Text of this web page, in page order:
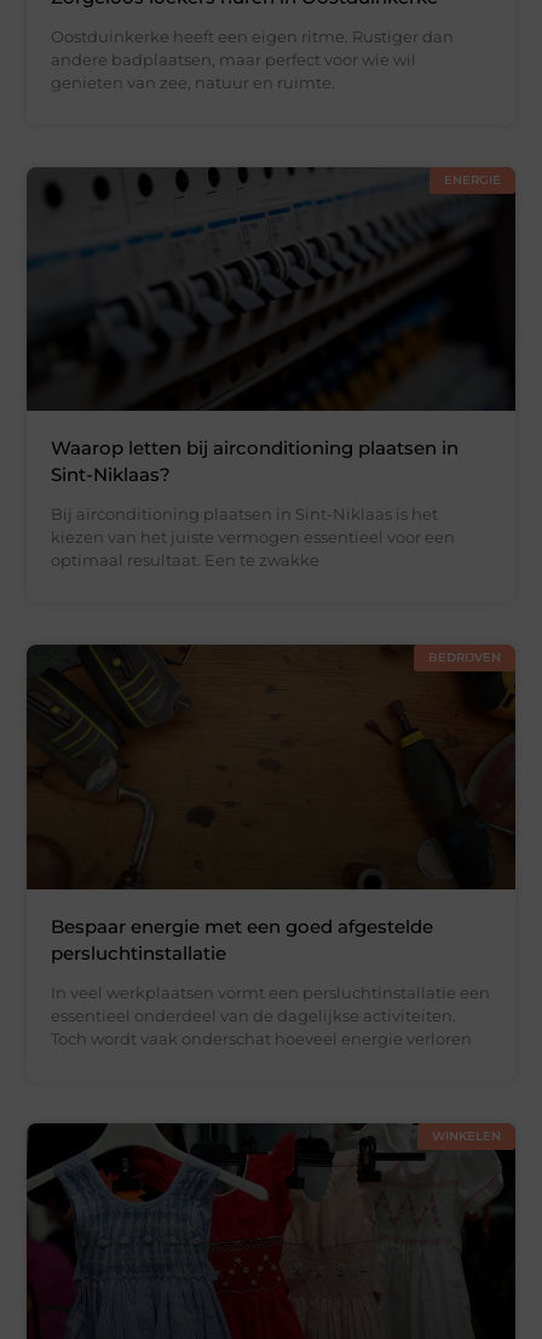
Oostduinkerke heeft een eigen ritme. Rustiger dan
andere badplaatsen, maar perfect voor wie wil
genieten van zee, natuur en ruimte.
ENERGIE
Waarop letten bij airconditioning plaatsen in
Sint-Niklaas?
Bij airconditioning plaatsen in Sint-Niklaas is het
kiezen van het juiste vermogen essentieel voor een
optimaal resultaat. Een te zwakke
BEDRIJVEN
Bespaar energie met een goed afgestelde
persluchtinstallatie
In veel werkplaatsen vormt een persluchtinstallatie een
essentieel onderdeel van de dagelijkse activiteiten.
Toch wordt vaak onderschat hoeveel energie verloren
WINKELEN